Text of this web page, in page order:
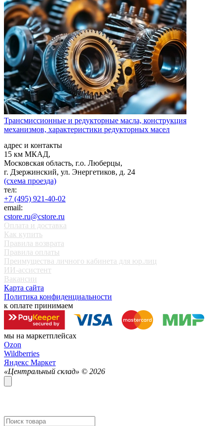
Трансмиссионные и редукторные масла, конструкция
механизмов, характеристики редукторных масел
адрес и контакты
15 км МКАД,
Московская область, г.о. Люберцы,
г. Дзержинский, ул. Энергетиков, д. 24
(схема проезда)
тел:
+7 (495) 921-40-02
email:
cstore.ru@cstore.ru
Оплата и доставка
Как купить
Правила возврата
Правила оплаты
Преимущества личного кабинета для юр.лиц
ИИ-ассистент
Вакансии
Карта сайта
Политика конфиденциальности
к оплате принимаем
мы на маркетплейсах
Ozon
Wildberries
Яндекс Маркет
«Центральный склад» © 2026